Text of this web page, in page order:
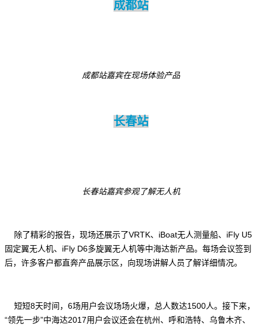
成都站
成都站嘉宾在现场体验产品
长春站
长春站嘉宾参观了解无人机
除了精彩的报告，现场还展示了VRTK、iBoat无人测量船、iFly U5
固定翼无人机、iFly D6多旋翼无人机等中海达新产品。每场会议签到
后，许多客户都直奔产品展示区，向现场讲解人员了解详细情况。
短短8天时间，6场用户会议场场火爆，总人数达1500人。接下来，
“领先一步”中海达2017用户会议还会在杭州、呼和浩特、乌鲁木齐、